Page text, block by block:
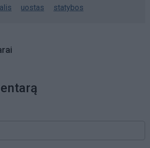
uostas statybos